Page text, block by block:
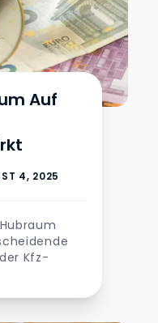
Auf
Kfz-